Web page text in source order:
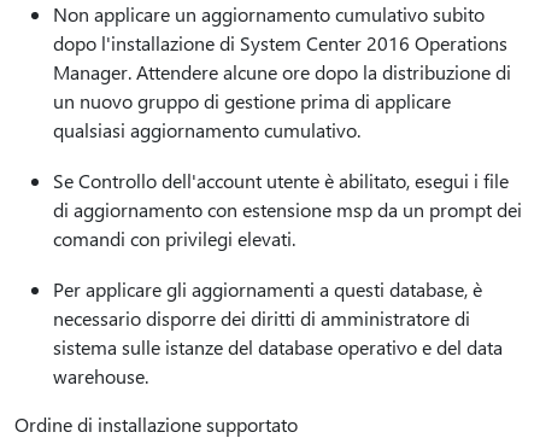
Non applicare un aggiornamento cumulativo subito
dopo l'installazione di System Center 2016 Operations
Manager. Attendere alcune ore dopo la distribuzione di
un nuovo gruppo di gestione prima di applicare
qualsiasi aggiornamento cumulativo.
Se Controllo dell'account utente è abilitato, esegui i file
di aggiornamento con estensione msp da un prompt dei
comandi con privilegi elevati.
Per applicare gli aggiornamenti a questi database, è
necessario disporre dei diritti di amministratore di
sistema sulle istanze del database operativo e del data
warehouse.
Ordine di installazione supportato